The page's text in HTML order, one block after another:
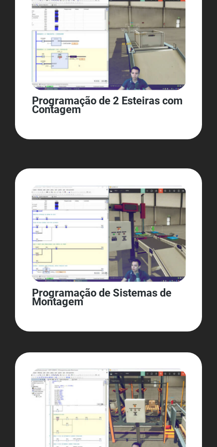
Programação de 2 Esteiras com
Contagem
Programação de Sistemas de
Montagem